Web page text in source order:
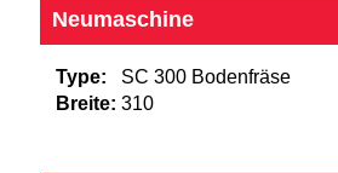
Neumaschine
Type:
SC 300 Bodenfräse
Breite: 310